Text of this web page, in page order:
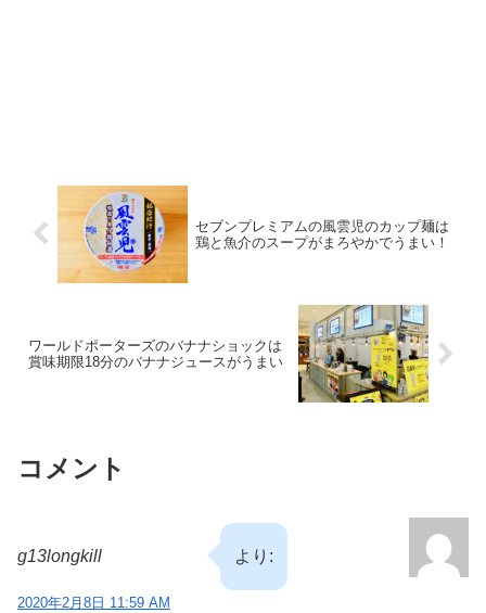
セブンプレミアムの風雲児のカップ麺は
鶏と魚介のスープがまろやかでうまい！
ワールドポーターズのバナナショックは
賞味期限18分のバナナジュースがうまい
コメント
g13longkill より:
2020年2月8日 11:59 AM